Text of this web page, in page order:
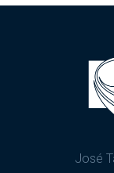
José